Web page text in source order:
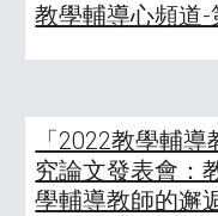
教學輔導心頻道
「2022教學輔
究論文發表會：
學輔導教師的邂